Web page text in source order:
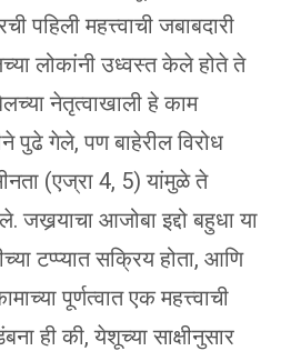
पहिली महत्त्वाची जबाबदारी
लोकांनी उध्वस्त केले होते ते
नेतृत्वाखाली हे काम
पुढे गेले, पण बाहेरील विरोध
(एज्रा 4, 5) यांमुळे ते
आजोबा इद्दो बहुधा या
टप्प्यात सक्रिय होता, आणि
पूर्णत्वात एक महत्त्वाची
ही की, येशूच्या साक्षीनुसार